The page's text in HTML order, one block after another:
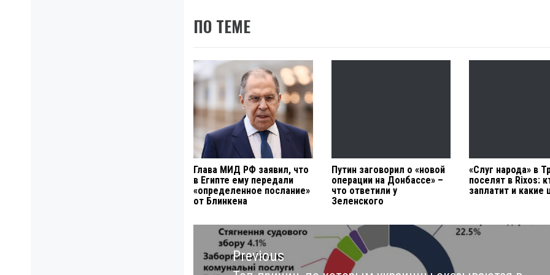
ПО ТЕМЕ
Глава МИД РФ заявил, что
в Египте ему передали
«определенное послание»
от Блинкена
Путин заговорил о «новой
операции на Донбассе» –
что ответили у
Зеленского
«Слуг народа» в
поселят в Rixos:
заплатит и какие
Навигация
по
записямPrevious